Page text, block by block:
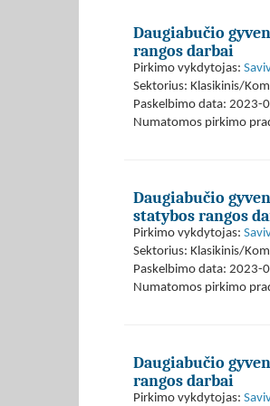
Daugiabučio
rangos darbai
Pirkimo vykdytojas:
Sektorius: Klasikinis/
Paskelbimo data: 2023-
Numatomos pirkimo
Daugiabučio
statybos rangos
Pirkimo vykdytojas:
Sektorius: Klasikinis/
Paskelbimo data: 2023-
Numatomos pirkimo
Daugiabučio
rangos darbai
Pirkimo vykdytojas: